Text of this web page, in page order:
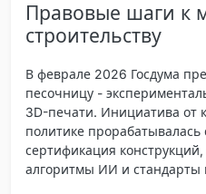
Правовые шаги к
строительству
В феврале 2026 Госдума
песочницу -
3D-печати. Инициатива от
политике
сертификация конструкций,
алгоритмы ИИ и стандарты